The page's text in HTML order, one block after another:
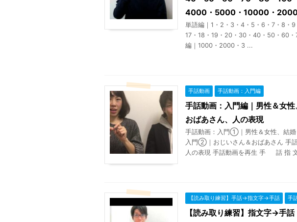
4000・5000・10000・
単語編｜1・2・3・4・5・6・7・8・9
17・18・19・20・30・40・50・60
編｜1000・2000・3 ...
手話動画 手話動画：入門編
手話動画：入門編｜男性＆女
おばあさん、人の表現
手話動画：入門①｜男性＆女性、結婚
入門②｜おじいさん＆おばあさん 手
人の表現 手話動画を再生 手 話 指
【読み取り練習】手話→指文字→手話 手
【読み取り練習】指文字→手話